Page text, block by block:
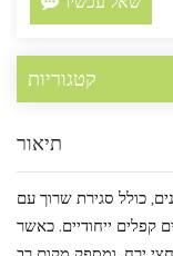
קטגוריות
תיאור
כולל סגירת שרוך עם
קפלים ייחודיים. כאשר